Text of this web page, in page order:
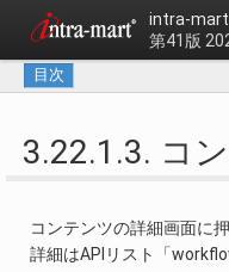
intra-
第41版
目次
3.22.1.3. コ
コンテンツの詳細画面に
詳細はAPIリスト「